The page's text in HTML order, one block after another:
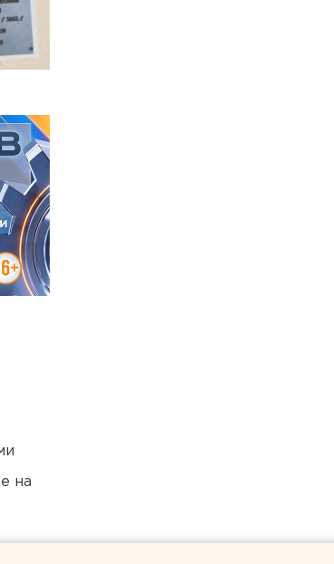
на